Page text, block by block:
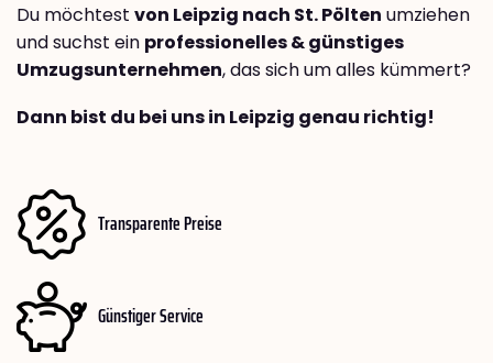
Du möchtest von Leipzig nach St. Pölten umziehen
und suchst ein professionelles & günstiges
Umzugsunternehmen, das sich um alles kümmert?
Dann bist du bei uns in Leipzig genau richtig!
Transparente Preise
Günstiger Service